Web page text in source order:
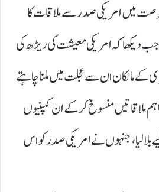
میں امریکی صدر سے ملاقات کا
دیکھا کہ امریکی معیشت کی ریڑھ کی
کے مالکان ان سے عجلت میں ملنا چاہتے
ملاقاتیں منسوخ کر کے ان کمپنیوں
لیا، جنہوں نے امریکی صدر کو اس